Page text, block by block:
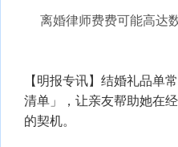
离婚律师费费可能高达
【明报专讯】结婚礼品单
清单」，让亲友帮助她在
的契机。